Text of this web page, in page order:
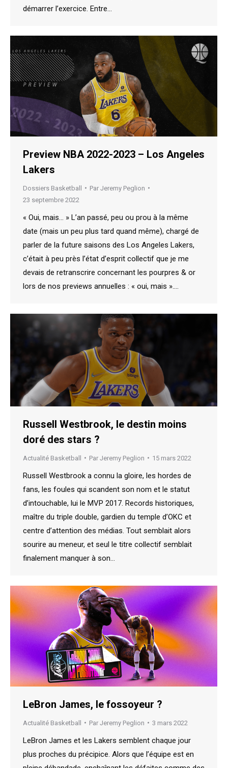
démarrer l’exercice. Entre…
Preview NBA 2022-2023 – Los Angeles
Lakers
Dossiers Basketball Par Jeremy Peglion
23 septembre 2022
« Oui, mais… » L’an passé, peu ou prou à la même
date (mais un peu plus tard quand même), chargé de
parler de la future saisons des Los Angeles Lakers,
c’était à peu près l’état d’esprit collectif que je me
devais de retranscrire concernant les pourpres & or
lors de nos previews annuelles : « oui, mais ».…
Russell Westbrook, le destin moins
doré des stars ?
Actualité Basketball Par Jeremy Peglion 15 mars 2022
Russell Westbrook a connu la gloire, les hordes de
fans, les foules qui scandent son nom et le statut
d’intouchable, lui le MVP 2017. Records historiques,
maître du triple double, gardien du temple d’OKC et
centre d’attention des médias. Tout semblait alors
sourire au meneur, et seul le titre collectif semblait
finalement manquer à son…
LeBron James, le fossoyeur ?
Actualité Basketball Par Jeremy Peglion 3 mars 2022
LeBron James et les Lakers semblent chaque jour
plus proches du précipice. Alors que l’équipe est en